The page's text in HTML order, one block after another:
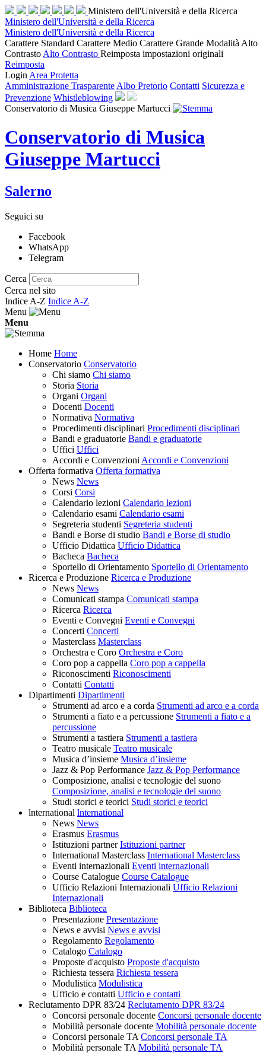
Ministero dell'Università e della Ricerca
Ministero dell'Università e della Ricerca
Ministero dell'Università e della Ricerca
Carattere Standard Carattere Medio Carattere Grande Modalità Alto
Contrasto Alto Contrasto Reimposta impostazioni originali
Reimposta
Login Area Protetta
Amministrazione Trasparente Albo Pretorio Contatti Sicurezza e
Prevenzione Whistleblowing
Conservatorio di Musica Giuseppe Martucci
Conservatorio di Musica
Giuseppe Martucci
Salerno
Seguici su
Facebook
WhatsApp
Telegram
Cerca
Cerca nel sito
Indice A-Z Indice A-Z
Menu
Menu
Home Home
Conservatorio Conservatorio
Chi siamo Chi siamo
Storia Storia
Organi Organi
Docenti Docenti
Normativa Normativa
Procedimenti disciplinari Procedimenti disciplinari
Bandi e graduatorie Bandi e graduatorie
Uffici Uffici
Accordi e Convenzioni Accordi e Convenzioni
Offerta formativa Offerta formativa
News News
Corsi Corsi
Calendario lezioni Calendario lezioni
Calendario esami Calendario esami
Segreteria studenti Segreteria studenti
Bandi e Borse di studio Bandi e Borse di studio
Ufficio Didattica Ufficio Didattica
Bacheca Bacheca
Sportello di Orientamento Sportello di Orientamento
Ricerca e Produzione Ricerca e Produzione
News News
Comunicati stampa Comunicati stampa
Ricerca Ricerca
Eventi e Convegni Eventi e Convegni
Concerti Concerti
Masterclass Masterclass
Orchestra e Coro Orchestra e Coro
Coro pop a cappella Coro pop a cappella
Riconoscimenti Riconoscimenti
Contatti Contatti
Dipartimenti Dipartimenti
Strumenti ad arco e a corda Strumenti ad arco e a corda
Strumenti a fiato e a percussione Strumenti a fiato e a
percussione
Strumenti a tastiera Strumenti a tastiera
Teatro musicale Teatro musicale
Musica d’insieme Musica d’insieme
Jazz & Pop Performance Jazz & Pop Performance
Composizione, analisi e tecnologie del suono
Composizione, analisi e tecnologie del suono
Studi storici e teorici Studi storici e teorici
lnternational lnternational
News News
Erasmus Erasmus
Istituzioni partner Istituzioni partner
International Masterclass International Masterclass
Eventi internazionali Eventi internazionali
Course Catalogue Course Catalogue
Ufficio Relazioni Internazionali Ufficio Relazioni
Internazionali
Biblioteca Biblioteca
Presentazione Presentazione
News e avvisi News e avvisi
Regolamento Regolamento
Catalogo Catalogo
Proposte d'acquisto Proposte d'acquisto
Richiesta tessera Richiesta tessera
Modulistica Modulistica
Ufficio e contatti Ufficio e contatti
Reclutamento DPR 83/24 Reclutamento DPR 83/24
Concorsi personale docente Concorsi personale docente
Mobilità personale docente Mobilità personale docente
Concorsi personale TA Concorsi personale TA
Mobilità personale TA Mobilità personale TA